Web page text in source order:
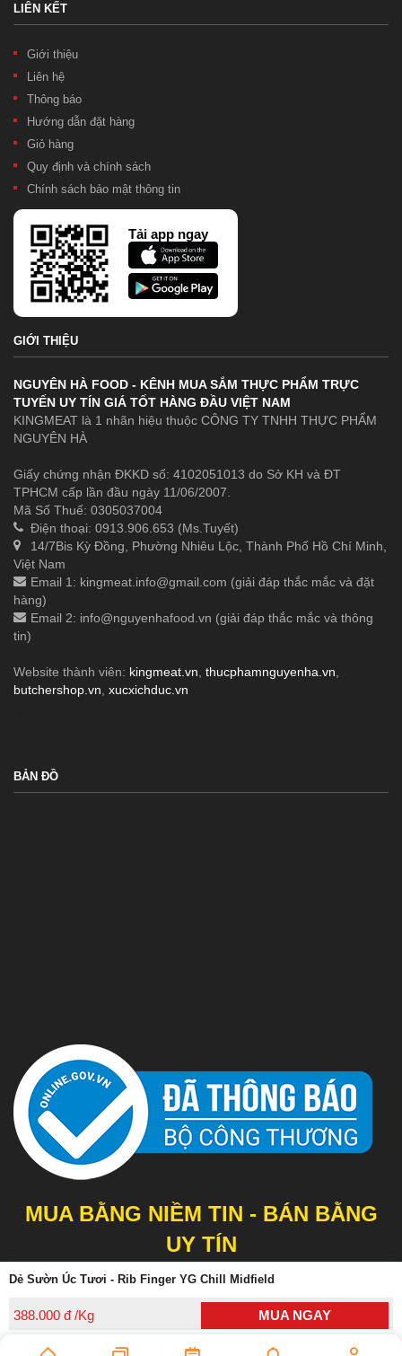
Dẻ Sườn Úc Tươi - Rib Finger YG Chill Midfield
388.000 đ /Kg MUA NGAY
LIÊN KẾT
Giới thiệu
Liên hệ
Thông báo
Hướng dẫn đặt hàng
Giỏ hàng
Quy định và chính sách
Chính sách bảo mật thông tin
Tải app ngay
GIỚI THIỆU
NGUYÊN HÀ FOOD - KÊNH MUA SẮM THỰC PHẨM TRỰC
TUYẾN UY TÍN GIÁ TỐT HÀNG ĐẦU VIỆT NAM
KINGMEAT là 1 nhãn hiệu thuộc CÔNG TY TNHH THỰC PHẨM
NGUYÊN HÀ
Giấy chứng nhận ĐKKD số: 4102051013 do Sở KH và ĐT
TPHCM cấp lần đầu ngày 11/06/2007.
Mã Số Thuế: 0305037004
Điện thoại: 0913.906.653 (Ms.Tuyết)
14/7Bis Kỳ Đồng, Phường Nhiêu Lộc, Thành Phố Hồ Chí Minh,
Việt Nam
Email 1: kingmeat.info@gmail.com (giải đáp thắc mắc và đặt
hàng)
Email 2: info@nguyenhafood.vn (giải đáp thắc mắc và thông
tin)
Website thành viên: kingmeat.vn, thucphamnguyenha.vn,
butchershop.vn, xucxichduc.vn
BẢN ĐỒ
MUA BẰNG NIỀM TIN - BÁN BẰNG
UY TÍN
Copyrights © 2019 KingMeat. All Rights Reserved.